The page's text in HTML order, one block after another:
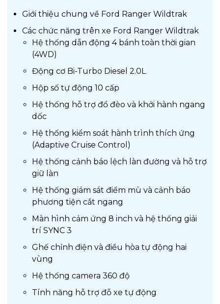
Giới thiệu chung về Ford Ranger Wildtrak
Các chức năng trên xe Ford Ranger Wildtrak
Hệ thống dẫn động 4 bánh toàn thời gian
(4WD)
Động cơ Bi-Turbo Diesel 2.0L
Hộp số tự động 10 cấp
Hệ thống hỗ trợ đổ đèo và khởi hành ngang
dốc
Hệ thống kiểm soát hành trình thích ứng
(Adaptive Cruise Control)
Hệ thống cảnh báo lệch làn đường và hỗ trợ
giữ làn
Hệ thống giám sát điểm mù và cảnh báo
phương tiện cắt ngang
Màn hình cảm ứng 8 inch và hệ thống giải
trí SYNC 3
Ghế chỉnh điện và điều hòa tự động hai
vùng
Hệ thống camera 360 độ
Tính năng hỗ trợ đỗ xe tự động